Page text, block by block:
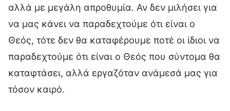
αλλά με μεγάλη απροθυμία. Αν δεν μιλήσει για
να μας κάνει να παραδεχτούμε ότι είναι ο
Θεός, τότε δεν θα καταφέρουμε ποτέ οι ίδιοι να
παραδεχτούμε ότι είναι ο Θεός που σύντομα θα
καταφτάσει, αλλά εργαζόταν ανάμεσά μας για
τόσον καιρό.